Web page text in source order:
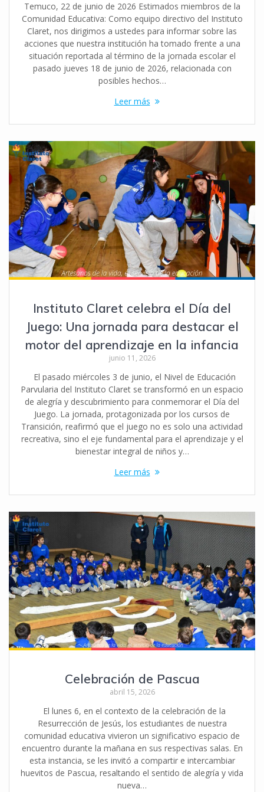
Temuco, 22 de junio de 2026 Estimados miembros de la
Comunidad Educativa: Como equipo directivo del Instituto
Claret, nos dirigimos a ustedes para informar sobre las
acciones que nuestra institución ha tomado frente a una
situación reportada al término de la jornada escolar el
pasado jueves 18 de junio de 2026, relacionada con
posibles hechos…
Leer más
Instituto Claret celebra el Día del
Juego: Una jornada para destacar el
motor del aprendizaje en la infancia
junio 11, 2026
El pasado miércoles 3 de junio, el Nivel de Educación
Parvularia del Instituto Claret se transformó en un espacio
de alegría y descubrimiento para conmemorar el Día del
Juego. La jornada, protagonizada por los cursos de
Transición, reafirmó que el juego no es solo una actividad
recreativa, sino el eje fundamental para el aprendizaje y el
bienestar integral de niños y…
Leer más
Celebración de Pascua
abril 15, 2026
El lunes 6, en el contexto de la celebración de la
Resurrección de Jesús, los estudiantes de nuestra
comunidad educativa vivieron un significativo espacio de
encuentro durante la mañana en sus respectivas salas. En
esta instancia, se les invitó a compartir e intercambiar
huevitos de Pascua, resaltando el sentido de alegría y vida
nueva…